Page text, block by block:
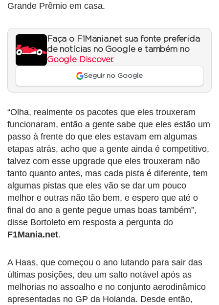
Grande Prêmio em casa.
Faça o F1Mania.net sua fonte preferida
de notícias no Google e também no
Google Discover.
Seguir no Google
“Olha, realmente os pacotes que eles trouxeram
funcionaram, então a gente sabe que eles estão um
passo à frente do que eles estavam em algumas
etapas atrás, acho que a gente ainda é competitivo,
talvez com esse upgrade que eles trouxeram não
tanto quanto antes, mas cada pista é diferente, tem
algumas pistas que eles vão se dar um pouco
melhor e outras não tão bem, e espero que até o
final do ano a gente pegue umas boas também”,
disse Bortoleto em resposta a pergunta do
F1Mania.net.
A Haas, que começou o ano lutando para sair das
últimas posições, deu um salto notável após as
melhorias no assoalho e no conjunto aerodinâmico
apresentadas no GP da Holanda. Desde então,